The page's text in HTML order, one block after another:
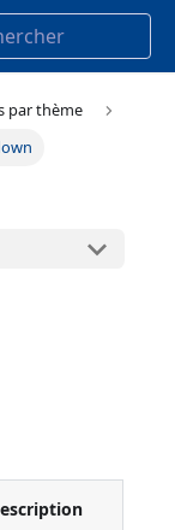
par thème